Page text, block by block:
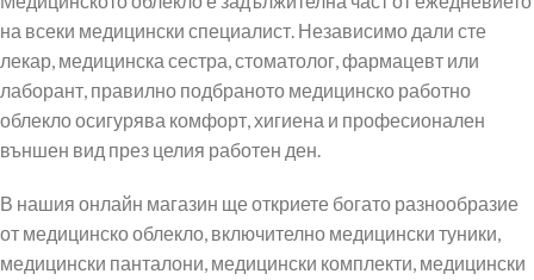
на всеки медицински специалист. Независимо дали сте
лекар, медицинска сестра, стоматолог, фармацевт или
лаборант, правилно подбраното медицинско работно
облекло осигурява комфорт, хигиена и професионален
външен вид през целия работен ден.
В нашия онлайн магазин ще откриете богато разнообразие
от медицинско облекло, включително медицински туники,
медицински панталони, медицински комплекти, медицински